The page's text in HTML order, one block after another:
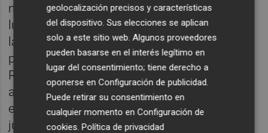
media hora más tarde, a las 12:00, tendrá
lugar la lectura de un manifiesto de apoyo a
la familia por parte de las entidades
participantes. El paseo central del parque
Ribalta contará con diferentes espacios y
atractivos para todos los públicos, entre
ellos un photocall en la entrada, una zona de
juegos deportivos, otra destinada a las
geolocalización precisos y características
del dispositivo. Sus elecciones se aplican
solo a este sitio web. Algunos proveedores
pueden basarse en el interés legítimo en
lugar del consentimiento; tiene derecho a
oponerse enConfiguración de publicidad.
Puede retirar su consentimiento en
cualquier momento enConfiguración de
cookies.Política de privacidad